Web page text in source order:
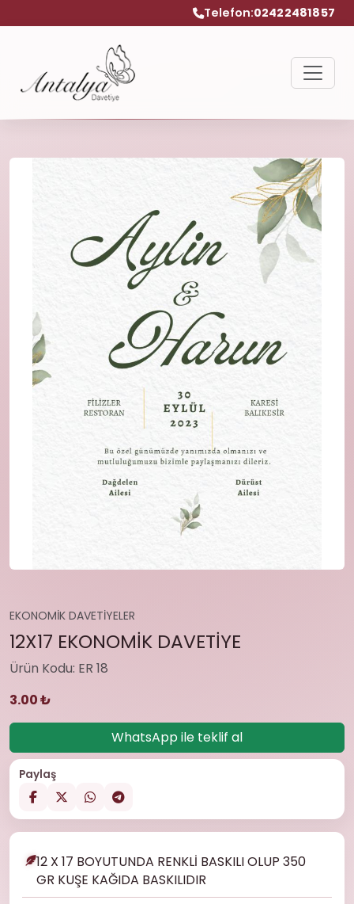
Telefon:02422481857
EKONOMİK DAVETİYELER
12X17 EKONOMİK DAVETİYE
Ürün Kodu: ER 18
3.00 ₺
WhatsApp ile teklif al
Paylaş
12 X 17 BOYUTUNDA RENKLİ BASKILI OLUP 350
GR KUŞE KAĞIDA BASKILIDIR